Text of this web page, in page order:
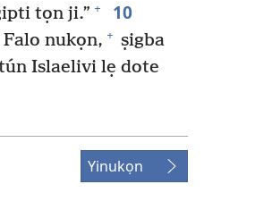
tọn ji.” + 10
nukọn, + ṣigba
Islaelivi lẹ dote
Yinukọn